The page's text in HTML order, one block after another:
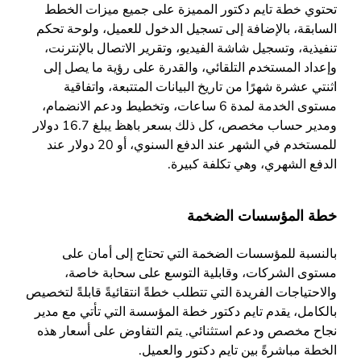
تحتوي خطة تايم دكتور المميزة على جميع ميزات الخطط
السابقة، بالإضافة إلى تسجيل الدخول للعميل، ولوحة تحكم
تنفيذية، وتسجيل شاشة الفيديو، وتقرير الاتصال بالإنترنت،
وإعداد المستخدم التلقائي، والقدرة على رؤية ما يصل إلى
اثنتي عشرة شهرًا من تاريخ البيانات المتتبعة، واتفاقية
مستوى الخدمة لمدة 6 ساعات، وتخطيط ودعم الانضمام،
ومدير حساب مخصص، كل ذلك بسعر باهظ يبلغ 16.7 دولار
للمستخدم في الشهر عند الدفع السنوي، أو 20 دولار عند
الدفع الشهري، وهي تكلفة كبيرة.
خطة المؤسسات الضخمة
بالنسبة للمؤسسات الضخمة التي تحتاج إلى أمان على
مستوى الشركات، وقابلية التوسع على سحابة خاصة،
والاحتياجات الفريدة التي تتطلب خطةً انتقائيةً قابلةً لتخصيص
بالكامل، يقدم تايم دكتور خطة المؤسسة التي تأتي مع مدير
نجاح مخصص ودعم استثنائي. يتم التفاوض على أسعار هذه
الخطة مباشرةً بين تايم دكتور والعميل.